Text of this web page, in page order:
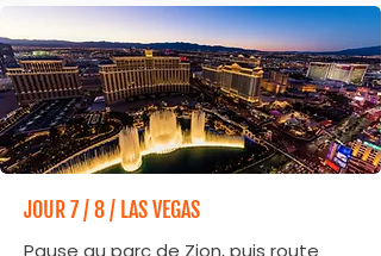
JOUR 7 / 8 / LAS VEGAS
Pause au parc de Zion, puis route